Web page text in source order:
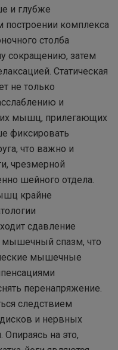
и глубже
построении комплекса
столба
сокращению, затем
Статическая
не только
и
мышц, прилегающих
фиксировать
что важно и
чрезмерной
шейного отдела.
крайне
сдавление
мышечный спазм, что
мышечные
перенапряжение.
следствием
и нервных
на это,